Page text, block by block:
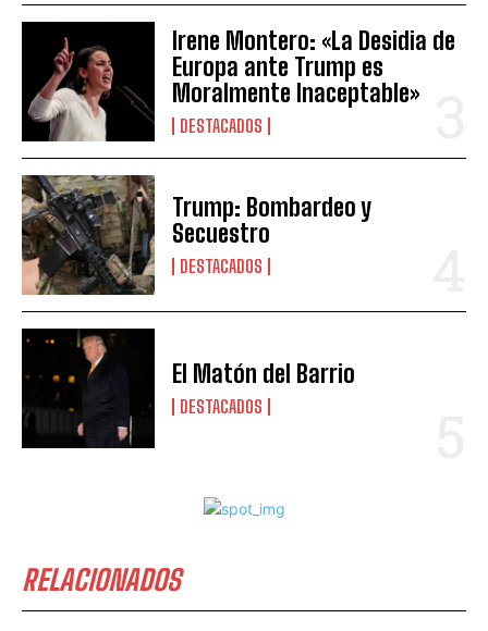
Irene Montero: «La Desidia de
Europa ante Trump es
Moralmente Inaceptable»
DESTACADOS
Trump: Bombardeo y
Secuestro
DESTACADOS
El Matón del Barrio
DESTACADOS
RELACIONADOS